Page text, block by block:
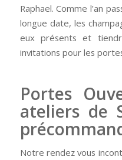
Raphael. Comme l’an
longue date, les
eux présents et
invitations pour les
Portes
ateliers de
Notre rendez vous